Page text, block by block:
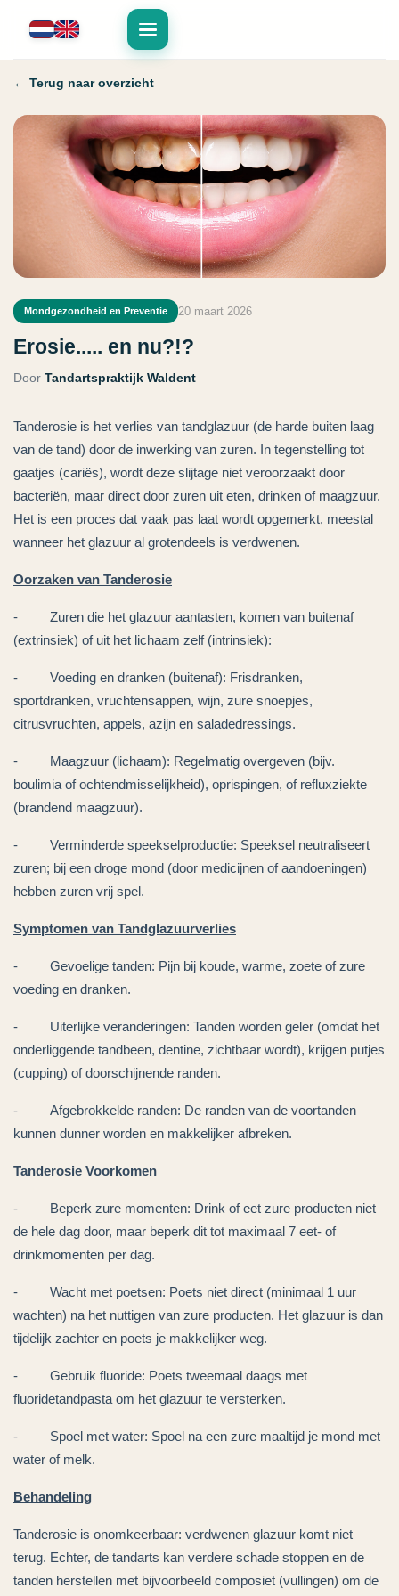
← Terug naar overzicht
Mondgezondheid en Preventie 20 maart 2026
Erosie..... en nu?!?
Door Tandartspraktijk Waldent
Tanderosie is het verlies van tandglazuur (de harde buiten laag
van de tand) door de inwerking van zuren. In tegenstelling tot
gaatjes (cariës), wordt deze slijtage niet veroorzaakt door
bacteriën, maar direct door zuren uit eten, drinken of maagzuur.
Het is een proces dat vaak pas laat wordt opgemerkt, meestal
wanneer het glazuur al grotendeels is verdwenen.
Oorzaken van Tanderosie
- Zuren die het glazuur aantasten, komen van buitenaf
(extrinsiek) of uit het lichaam zelf (intrinsiek):
- Voeding en dranken (buitenaf): Frisdranken,
sportdranken, vruchtensappen, wijn, zure snoepjes,
citrusvruchten, appels, azijn en saladedressings.
- Maagzuur (lichaam): Regelmatig overgeven (bijv.
boulimia of ochtendmisselijkheid), oprispingen, of refluxziekte
(brandend maagzuur).
- Verminderde speekselproductie: Speeksel neutraliseert
zuren; bij een droge mond (door medicijnen of aandoeningen)
hebben zuren vrij spel.
Symptomen van Tandglazuurverlies
- Gevoelige tanden: Pijn bij koude, warme, zoete of zure
voeding en dranken.
- Uiterlijke veranderingen: Tanden worden geler (omdat het
onderliggende tandbeen, dentine, zichtbaar wordt), krijgen putjes
(cupping) of doorschijnende randen.
- Afgebrokkelde randen: De randen van de voortanden
kunnen dunner worden en makkelijker afbreken.
Tanderosie Voorkomen
- Beperk zure momenten: Drink of eet zure producten niet
de hele dag door, maar beperk dit tot maximaal 7 eet- of
drinkmomenten per dag.
- Wacht met poetsen: Poets niet direct (minimaal 1 uur
wachten) na het nuttigen van zure producten. Het glazuur is dan
tijdelijk zachter en poets je makkelijker weg.
- Gebruik fluoride: Poets tweemaal daags met
fluoridetandpasta om het glazuur te versterken.
- Spoel met water: Spoel na een zure maaltijd je mond met
water of melk.
Behandeling
Tanderosie is onomkeerbaar: verdwenen glazuur komt niet
terug. Echter, de tandarts kan verdere schade stoppen en de
tanden herstellen met bijvoorbeeld composiet (vullingen) om de